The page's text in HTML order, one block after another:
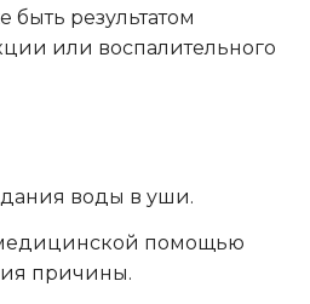
быть результатом
или воспалительного
воды в уши.
помощью
причины.